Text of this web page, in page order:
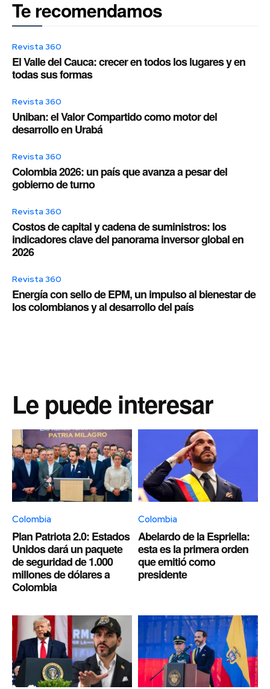
Te recomendamos
Revista 360
El Valle del Cauca: crecer en todos los lugares y en
todas sus formas
Revista 360
Uniban: el Valor Compartido como motor del
desarrollo en Urabá
Revista 360
Colombia 2026: un país que avanza a pesar del
gobierno de turno
Revista 360
Costos de capital y cadena de suministros: los
indicadores clave del panorama inversor global en
2026
Revista 360
Energía con sello de EPM, un impulso al bienestar de
los colombianos y al desarrollo del país
Le puede interesar
Colombia
Plan Patriota 2.0: Estados
Unidos dará un paquete
de seguridad de 1.000
millones de dólares a
Colombia
Colombia
Abelardo de la Espriella:
esta es la primera orden
que emitió como
presidente